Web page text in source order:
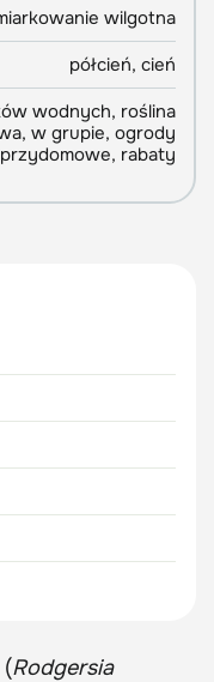
wilgotna
półcień, cień
wodnych, roślina
w grupie, ogrody
przydomowe, rabaty
(Rodgersia